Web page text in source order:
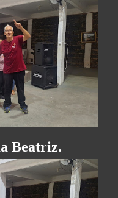
Beatriz.